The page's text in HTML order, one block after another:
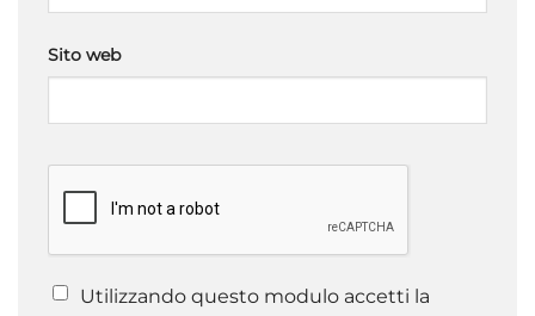
Sito web
Utilizzando questo modulo accetti la